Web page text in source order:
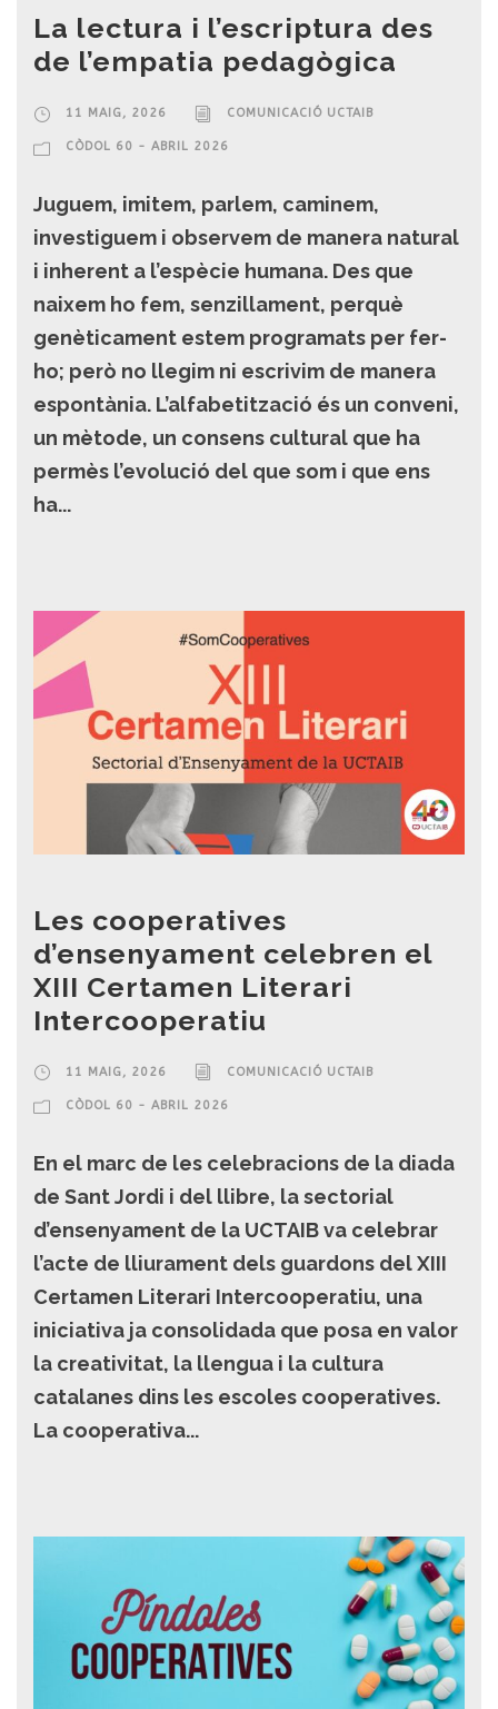
La lectura i l’escriptura des
de l’empatia pedagògica
11 MAIG, 2026 COMUNICACIÓ UCTAIB
CÒDOL 60 - ABRIL 2026
Juguem, imitem, parlem, caminem,
investiguem i observem de manera natural
i inherent a l’espècie humana. Des que
naixem ho fem, senzillament, perquè
genèticament estem programats per fer-
ho; però no llegim ni escrivim de manera
espontània. L’alfabetització és un conveni,
un mètode, un consens cultural que ha
permès l’evolució del que som i que ens
ha...
Les cooperatives
d’ensenyament celebren el
XIII Certamen Literari
Intercooperatiu
11 MAIG, 2026 COMUNICACIÓ UCTAIB
CÒDOL 60 - ABRIL 2026
En el marc de les celebracions de la diada
de Sant Jordi i del llibre, la sectorial
d’ensenyament de la UCTAIB va celebrar
l’acte de lliurament dels guardons del XIII
Certamen Literari Intercooperatiu, una
iniciativa ja consolidada que posa en valor
la creativitat, la llengua i la cultura
catalanes dins les escoles cooperatives.
La cooperativa...